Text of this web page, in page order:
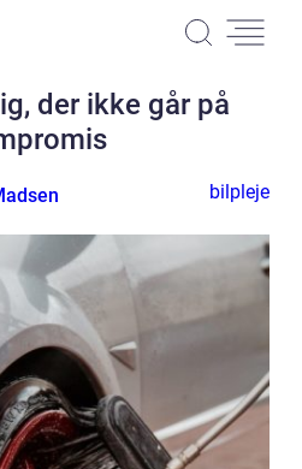
der ikke går på
bilpleje